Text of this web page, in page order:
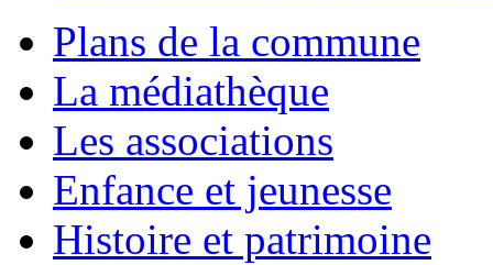
Plans de la commune
La médiathèque
Les associations
Enfance et jeunesse
Histoire et patrimoine